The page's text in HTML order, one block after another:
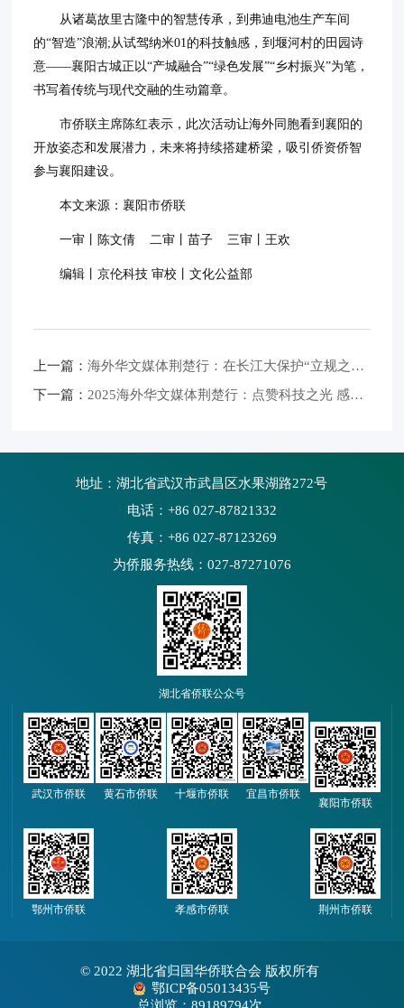
从诸葛故里古隆中的智慧传承，到弗迪电池生产车间
的“智造”浪潮;从试驾纳米01的科技触感，到堰河村的田园诗
意——襄阳古城正以“产城融合”“绿色发展”“乡村振兴”为笔，
书写着传统与现代交融的生动篇章。
市侨联主席陈红表示，此次活动让海外同胞看到襄阳的
开放姿态和发展潜力，未来将持续搭建桥梁，吸引侨资侨智
参与襄阳建设。
本文来源：襄阳市侨联
一审丨陈文倩 二审丨苗子 三审丨王欢
编辑丨京伦科技 审校丨文化公益部
上一篇：海外华文媒体荆楚行：在长江大保护“立规之地”，看宜昌如何绿色转型
下一篇：2025海外华文媒体荆楚行：点赞科技之光 感受湖北发展动能
地址：湖北省武汉市武昌区水果湖路272号
电话：+86 027-87821332
传真：+86 027-87123269
为侨服务热线：027-87271076
湖北省侨联公众号
武汉市侨联 黄石市侨联 十堰市侨联 宜昌市侨联
襄阳市侨联
鄂州市侨联 孝感市侨联 荆州市侨联
© 2022 湖北省归国华侨联合会 版权所有
鄂ICP备05013435号